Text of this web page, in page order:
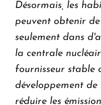
Désormais, les
peuvent obtenir
seulement dans
la centrale
fournisseur stable
développement
réduire les